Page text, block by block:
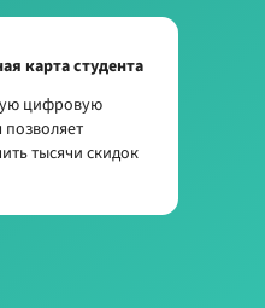
карта студента
цифровую
тысячи скидок